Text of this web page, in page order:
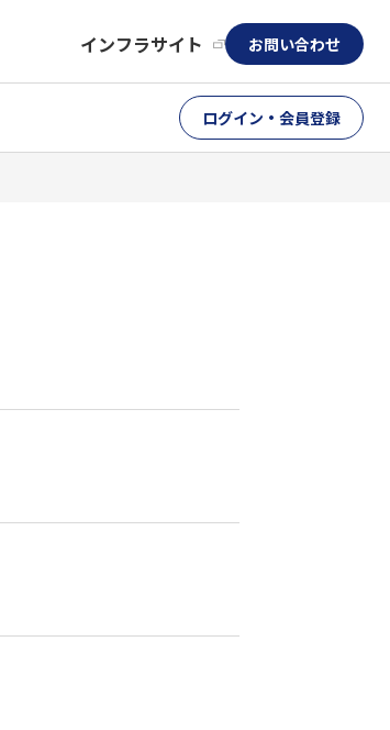
インフラサイト お問い合わせ
ログイン・会員登録